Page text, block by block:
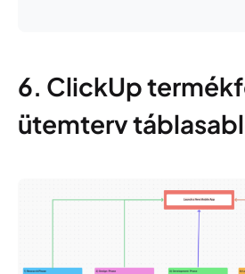
6. ClickUp
ütemterv